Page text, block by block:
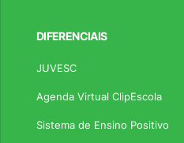
DIFERENCIAIS
JUVESC
Agenda Virtual ClipEscola
Sistema de Ensino Positivo